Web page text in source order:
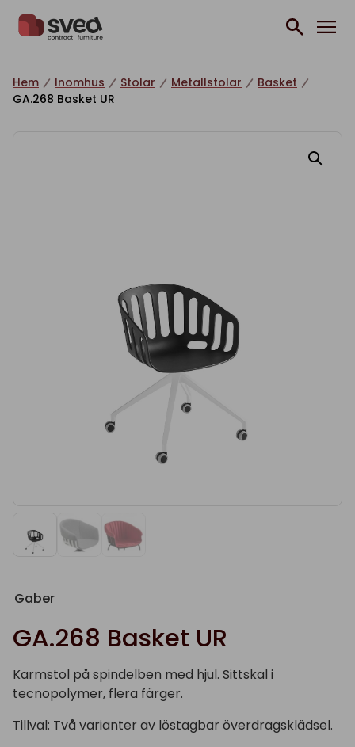
Hem Inomhus Stolar Metallstolar
Basket
GA.268 Basket UR
Gaber
GA.268 Basket UR
Karmstol på spindelben med hjul. Sittskal i
tecnopolymer, flera färger.
Tillval: Två varianter av löstagbar överdragsklädsel.